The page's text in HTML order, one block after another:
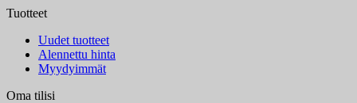
Tuotteet
Uudet tuotteet
Alennettu hinta
Myydyimmät
Oma tilisi